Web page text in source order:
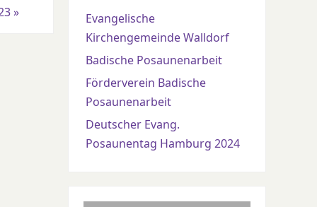
»
Evangelische
Kirchengemeinde Walldorf
Badische Posaunenarbeit
Förderverein Badische
Posaunenarbeit
Deutscher Evang.
Posaunentag Hamburg 2024